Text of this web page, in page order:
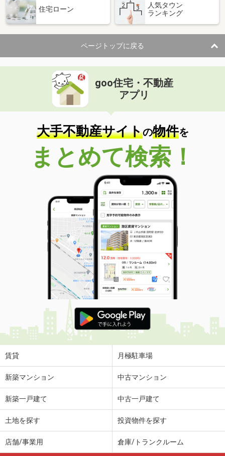
住宅ローン
人気タウン
ランキング
ページトップに戻る
goo住宅・不動産
アプリ
大手不動産サイトの物件を
まとめて検索！
賃貸 月極駐車場
新築マンション 中古マンション
新築一戸建て 中古一戸建て
土地を探す 投資物件を探す
店舗/事業用 倉庫/トランクルーム